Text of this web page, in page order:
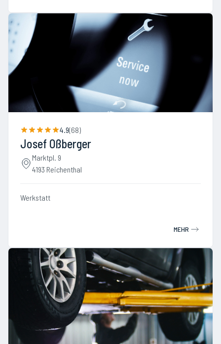
4.9(68)
Josef Oßberger
Marktpl. 9
4193 Reichenthal
Werkstatt
MEHR